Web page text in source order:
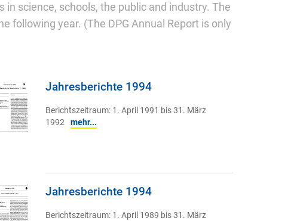
science, schools, the public and industry. The
following year. (The DPG Annual Report is only
Jahresberichte 1994
Berichtszeitraum: 1. April 1991 bis 31. März
1992
mehr...
Jahresberichte 1994
Berichtszeitraum: 1. April 1989 bis 31. März